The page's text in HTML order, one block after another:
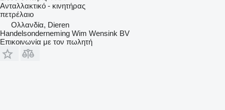
Ανταλλακτικό - κινητήρας
πετρέλαιο
Ολλανδία, Dieren
Handelsonderneming Wim Wensink BV
Επικοινωνία με τον πωλητή